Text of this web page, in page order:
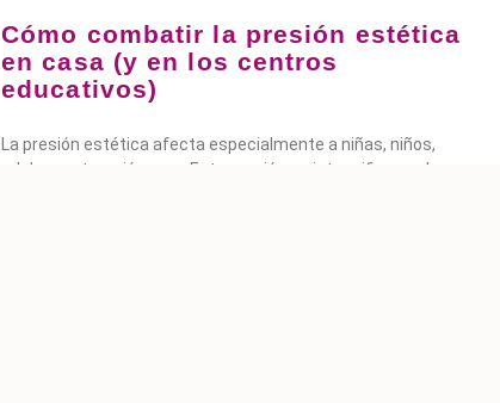
Cómo combatir la presión estética
en casa (y en los centros
educativos)
La presión estética afecta especialmente a niñas, niños,
adolescentes y jóvenes. Esta presión se intensifica por las